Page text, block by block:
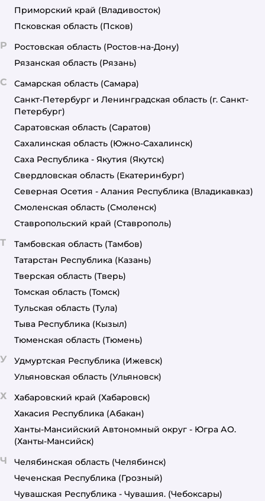
Приморский край (Владивосток)
Псковская область (Псков)
Р Ростовская область (Ростов-на-Дону)
Рязанская область (Рязань)
С Самарская область (Самара)
Санкт-Петербург и Ленинградская область (г. Санкт-
Петербург)
Саратовская область (Саратов)
Сахалинская область (Южно-Сахалинск)
Саха Республика - Якутия (Якутск)
Свердловская область (Екатеринбург)
Северная Осетия - Алания Республика (Владикавказ)
Смоленская область (Смоленск)
Ставропольский край (Ставрополь)
Т Тамбовская область (Тамбов)
Татарстан Республика (Казань)
Тверская область (Тверь)
Томская область (Томск)
Тульская область (Тула)
Тыва Республика (Кызыл)
Тюменская область (Тюмень)
У Удмуртская Республика (Ижевск)
Ульяновская область (Ульяновск)
Х Хабаровский край (Хабаровск)
Хакасия Республика (Абакан)
Ханты-Мансийский Автономный округ - Югра АО.
(Ханты-Мансийск)
Ч Челябинская область (Челябинск)
Чеченская Республика (Грозный)
Чувашская Республика - Чувашия. (Чебоксары)